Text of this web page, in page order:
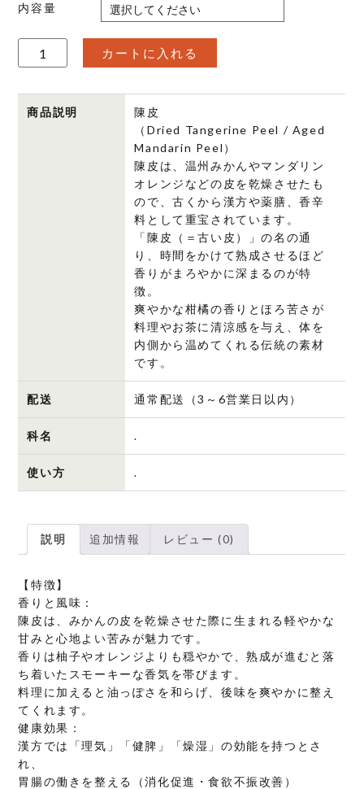
内容量
皮
カートに入れる
商品説明
陳皮
（Dried Tangerine Peel / Aged
Mandarin Peel）
陳皮は、温州みかんやマンダリン
オレンジなどの皮を乾燥させたも
ので、古くから漢方や薬膳、香辛
料として重宝されています。
「陳皮（＝古い皮）」の名の通
り、時間をかけて熟成させるほど
香りがまろやかに深まるのが特
徴。
爽やかな柑橘の香りとほろ苦さが
料理やお茶に清涼感を与え、体を
内側から温めてくれる伝統の素材
です。
配送 通常配送（3～6営業日以内）
科名 .
使い方 .
説明 追加情報 レビュー (0)
【特徴】
香りと風味：
陳皮は、みかんの皮を乾燥させた際に生まれる軽やかな
甘みと心地よい苦みが魅力です。
香りは柚子やオレンジよりも穏やかで、熟成が進むと落
ち着いたスモーキーな香気を帯びます。
料理に加えると油っぽさを和らげ、後味を爽やかに整え
てくれます。
健康効果：
漢方では「理気」「健脾」「燥湿」の効能を持つとさ
れ、
胃腸の働きを整える（消化促進・食欲不振改善）